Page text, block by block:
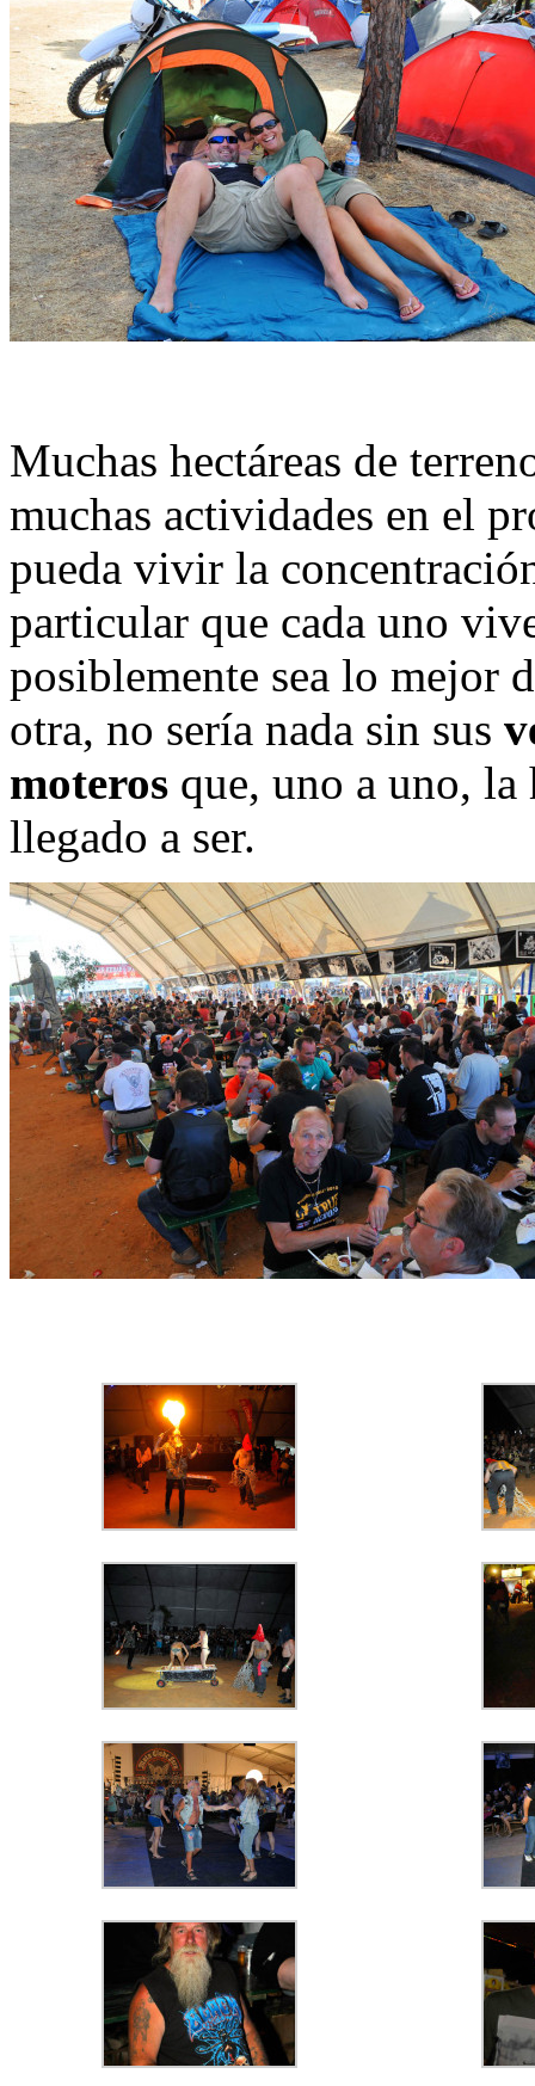
Muchas hectáreas de
muchas actividades en el
pueda vivir la
particular que cada uno
posiblemente sea lo mejor
otra, no sería nada sin sus
moteros que, uno a uno, la
llegado a ser.